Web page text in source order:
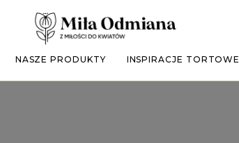
NASZE PRODUKTY INSPIRACJE TORTOWE